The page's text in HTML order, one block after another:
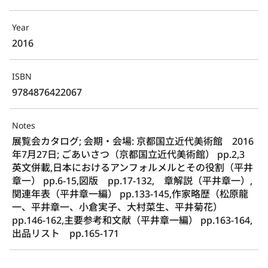
Year
2016
ISBN
9784876422067
Notes
展覧会カタログ; 会期・会場: 京都国立近代美術館　2016
年7月27日; ごあいさつ（京都国立近代美術館） pp.2,3
英文併載,日本におけるアンフォルメルとその役割（平井
章一） pp.6-15,図版　pp.17-132,　章解説（平井章一）,
関連年表（平井章一編） pp.133-145,作家略歴（松原龍
一、平井章一、小倉実子、大村菜生、平井菊花）
pp.146-162,主要参考和文献（平井章一編） pp.163-164,
出品リスト　pp.165-171